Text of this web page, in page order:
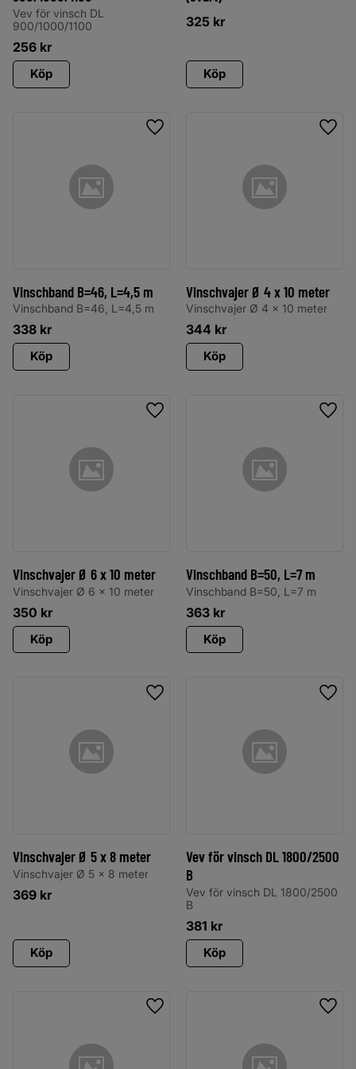
Vev för vinsch DL
900/1000/1100
256 kr
Köp
325 kr
Köp
Vinschband B=46, L=4,5 m
Vinschband B=46, L=4,5 m
338 kr
Lägg till i favoriter
Köp
Vinschvajer Ø 4 x 10 meter
Vinschvajer Ø 4 x 10 meter
344 kr
Köp
Vinschvajer Ø 6 x 10 meter
Vinschvajer Ø 6 x 10 meter
350 kr
Lägg till i favoriter
Köp
Vinschband B=50, L=7 m
Vinschband B=50, L=7 m
363 kr
Köp
Vinschvajer Ø 5 x 8 meter
Vinschvajer Ø 5 x 8 meter
369 kr
Lägg till i favoriter
Köp
Vev för vinsch DL 1800/2500
B
Vev för vinsch DL 1800/2500
B
381 kr
Köp
Lägg till i favoriter